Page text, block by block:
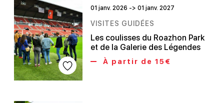
01 janv. 2026 -> 01 janv. 2027
VISITES GUIDÉES
Les coulisses du Roazhon Park
et de la Galerie des Légendes
À partir de 15€